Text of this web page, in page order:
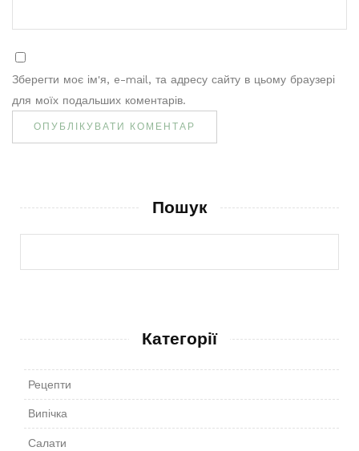
Зберегти моє ім'я, e-mail, та адресу сайту в цьому браузері
для моїх подальших коментарів.
Пошук
Категорії
Рецепти
Випічка
Салати